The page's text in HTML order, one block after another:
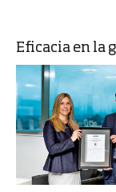
Eficacia en la